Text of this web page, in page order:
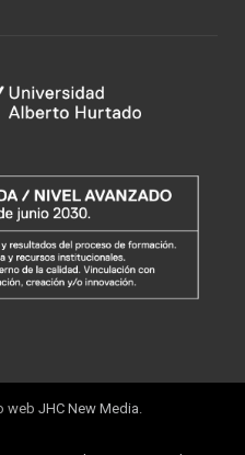
web JHC New Media